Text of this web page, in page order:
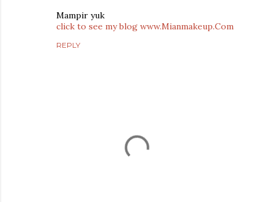
Mampir yuk
click to see my blog www.Mianmakeup.Com
REPLY